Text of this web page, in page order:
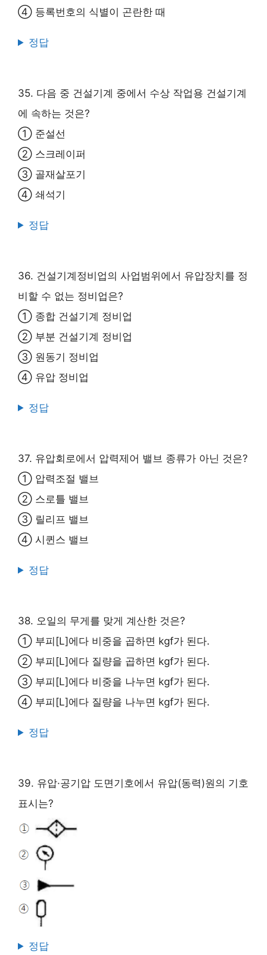
④ 등록번호의 식별이 곤란한 때
정답
35. 다음 중 건설기계 중에서 수상 작업용 건설기계
에 속하는 것은?
① 준설선
② 스크레이퍼
③ 골재살포기
④ 쇄석기
정답
36. 건설기계정비업의 사업범위에서 유압장치를 정
비할 수 없는 정비업은?
① 종합 건설기계 정비업
② 부분 건설기계 정비업
③ 원동기 정비업
④ 유압 정비업
정답
37. 유압회로에서 압력제어 밸브 종류가 아닌 것은?
① 압력조절 밸브
② 스로틀 밸브
③ 릴리프 밸브
④ 시퀸스 밸브
정답
38. 오일의 무게를 맞게 계산한 것은?
① 부피[L]에다 비중을 곱하면 kgf가 된다.
② 부피[L]에다 질량을 곱하면 kgf가 된다.
③ 부피[L]에다 비중을 나누면 kgf가 된다.
④ 부피[L]에다 질량을 나누면 kgf가 된다.
정답
39. 유압·공기압 도면기호에서 유압(동력)원의 기호
표시는?
정답